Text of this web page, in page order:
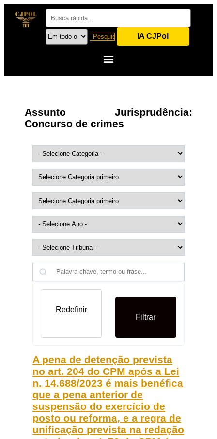
IA CJPol
Assunto Jurisprudência:
Concurso de crimes
Filtrar
Redefinir
A pena de detenção prevista
no art. 204 do CPM após a Lei
n. 14.688/2023 é mais benéfica
que a pena anterior de
suspensão do exercício de
posto ou reforma, e a regra de
unificação prevista na redação